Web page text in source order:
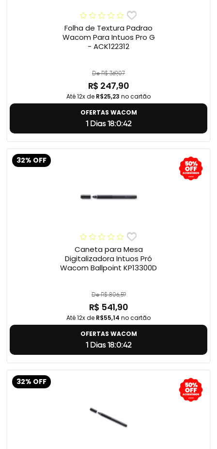
Folha de Textura Padrao
Wacom Para Intuos Pro G
- ACK122312
De R$ 369,07
R$ 247,90
Até 12x de R$25,23 no cartão
OFERTAS WACOM
1 Dias 18:0:41
32% OFF
Caneta para Mesa
Digitalizadora Intuos Pró
Wacom Ballpoint KP13300D
De R$ 806,59
R$ 541,90
Até 12x de R$55,14 no cartão
OFERTAS WACOM
1 Dias 18:0:41
32% OFF